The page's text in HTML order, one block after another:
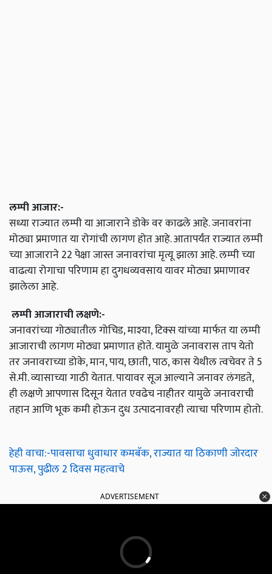
लम्पी आजार:-
सध्या राज्यात लम्पी या आजाराने डोके वर काढले आहे. जनावरांना
मोठ्या प्रमाणात या रोगांची लागण होत आहे. आतापर्यंत राज्यात लम्पी
च्या आजाराने 22 पेक्षा जास्त जनावरांचा मृत्यू झाला आहे. लम्पी च्या
वाढत्या रोगाचा परिणाम हा दुगधव्यवसाय यावर मोठ्या प्रमाणावर
झालेला आहे.
लम्पी आजाराची लक्षणे:-
जनावरांच्या गोठ्यातील गोचिड, माश्या, टिक्स यांच्या मार्फत या लम्पी
आजाराची लागण मोठ्या प्रमाणात होते. यामुळे जनावरास ताप येतो
तर जनावराच्या डोके, मान, पाय, छाती, पाठ, कास येथील त्वचेवर ते 5
से.मी. व्यासाच्या गाठी येतात. पायावर सूज आल्याने जनावर लंगडते,
ही लक्षणे आपणास दिसून येतात एवढेच नाहीतर यामुळे जनावराची
तहान आणि भूक कमी होऊन दुध उत्पादनावरही त्याचा परिणाम होतो.
हेही वाचा:-पावसाचा धुवाधार कमबॅक, राज्यात या ठिकाणी जोरदार
पाऊस, पुढील 2 दिवस महत्वाचे
ADVERTISEMENT